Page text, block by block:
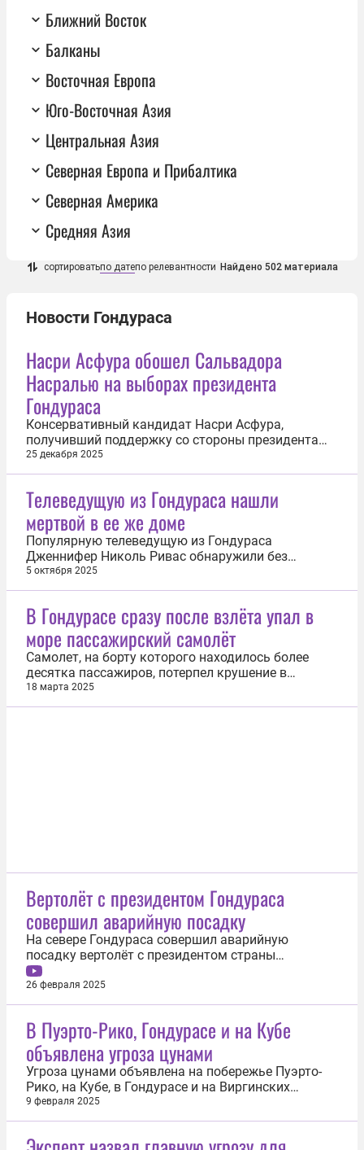
Ближний Восток
Балканы
Восточная Европа
Юго-Восточная Азия
Центральная Азия
Северная Европа и Прибалтика
Северная Америка
Средняя Азия
сортироватьпо датепо релевантности Найдено 502 материала
Новости Гондураса
Насри Асфура обошел Сальвадора
Насралью на выборах президента
Гондураса
Консервативный кандидат Насри Асфура,
получивший поддержку со стороны президента
США Дональда Трампа, победил на президентских
выборах в Гондурасе. Как сообщает 25 декабря
недели после завершения выборов. По данным
Национального избирательного совета...
25 декабря 2025
Телеведущую из Гондураса нашли
мертвой в ее же доме
Популярную телеведущую из Гондураса
Дженнифер Николь Ривас обнаружили без
сознания в ее доме, где она вскоре скончалась.
Об этом сообщило 5 октября британское издание
причиной смерти 21-летней журналистки стал
внезапный эпилептический приступ, после...
5 октября 2025
В Гондурасе сразу после взлёта упал в
море пассажирский самолёт
Самолет, на борту которого находилось более
десятка пассажиров, потерпел крушение в
Гондурасе. Об этом 17 марта сообщает издание Еl
Нeraldo. Самолет модели Jetstream 32,
18 марта 2025
Вертолёт с президентом Гондураса
совершил аварийную посадку
На севере Гондураса совершил аварийную
посадку вертолёт с президентом страны
Сиомарой Кастро. Инцидент произошёл из-за
погодных условий, сообщило 25 февраля издание
El Heraldo. По предварительным данным, 65-
столицу. Однако в районе Эль-Балин её...
26 февраля 2025
В Пуэрто-Рико, Гондурасе и на Кубе
объявлена угроза цунами
Угроза цунами объявлена на побережье Пуэрто-
Рико, на Кубе, в Гондурасе и на Виргинских
островах после мощного землетрясения
магнитудой 7,6 в Карибском море. Об этом 8
9 февраля 2025